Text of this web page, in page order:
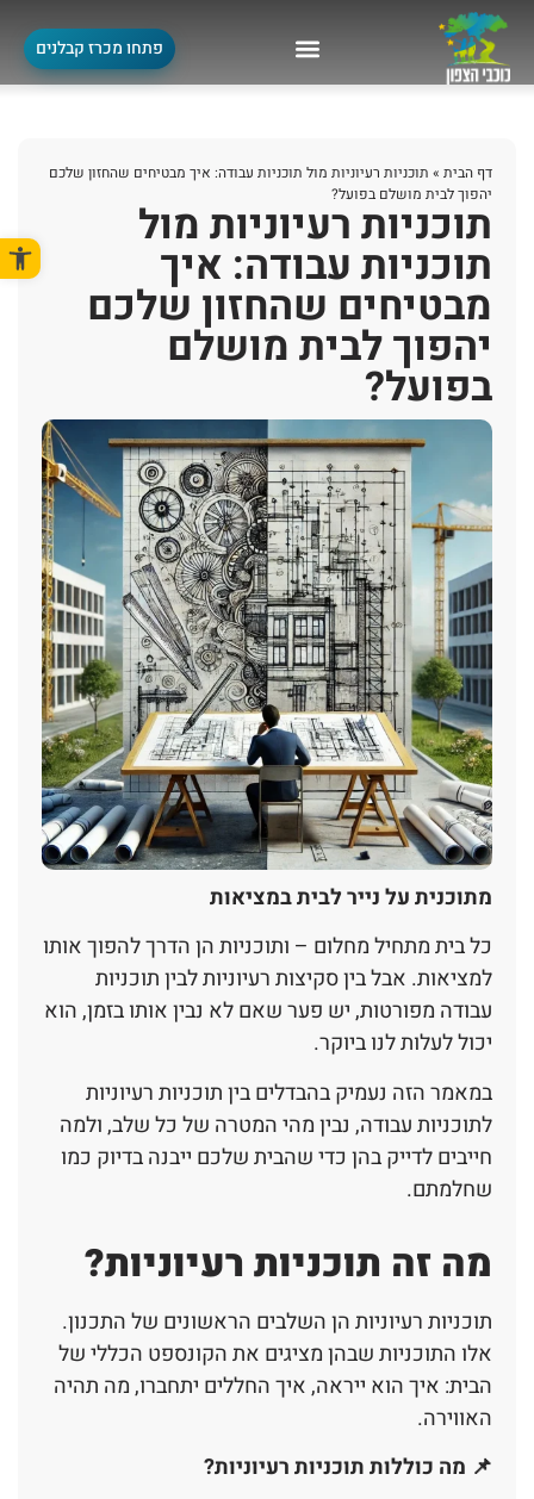
פתח
פתחו מכרז קבלנים
דף הבית » תוכניות רעיוניות מול תוכניות עבודה: איך מבטיחים שהחזון שלכם
יהפוך לבית מושלם בפועל?
תוכניות רעיוניות מול
תוכניות עבודה: איך
מבטיחים שהחזון שלכם
יהפוך לבית מושלם
בפועל?
מתוכנית על נייר לבית במציאות
כל בית מתחיל מחלום – ותוכניות הן הדרך להפוך אותו
למציאות. אבל בין סקיצות רעיוניות לבין תוכניות
עבודה מפורטות, יש פער שאם לא נבין אותו בזמן, הוא
יכול לעלות לנו ביוקר.
במאמר הזה נעמיק בהבדלים בין תוכניות רעיוניות
לתוכניות עבודה, נבין מהי המטרה של כל שלב, ולמה
חייבים לדייק בהן כדי שהבית שלכם ייבנה בדיוק כמו
שחלמתם.
מה זה תוכניות רעיוניות?
תוכניות רעיוניות הן השלבים הראשונים של התכנון.
אלו התוכניות שבהן מציגים את הקונספט הכללי של
הבית: איך הוא ייראה, איך החללים יתחברו, מה תהיה
האווירה.
📌 מה כוללות תוכניות רעיוניות?